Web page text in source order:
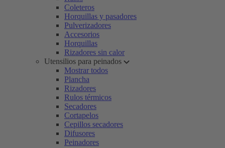
Coleteros
Horquillas y pasadores
Pulverizadores
Accesorios
Horquillas
Rizadores sin calor
Utensilios para peinados
Mostrar todos
Plancha
Rizadores
Rulos térmicos
Secadores
Cortapelos
Cepillos secadores
Difusores
Peinadores